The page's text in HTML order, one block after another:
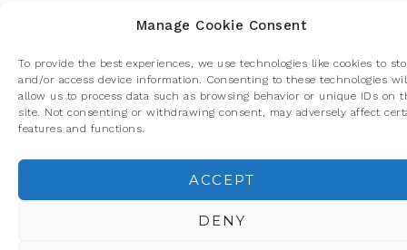
Manage Cookie Consent
To provide the best experiences, we use technologies like cookies to
and/or access device information. Consenting to these technologies
allow us to process data such as browsing behavior or unique IDs on
site. Not consenting or withdrawing consent, may adversely affect
features and functions.
ACCEPT
DENY